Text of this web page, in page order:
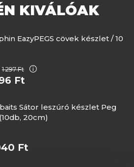
KIVÁLÓAK
EazyPEGS cövek készlet / 10
1 297 Ft
Ft
Sátor leszúró készlet Peg
20cm)
Ft